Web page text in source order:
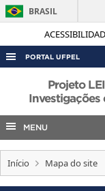
BRASIL
PORTAL UFPEL
ACESSO À
AUDITORIA
COBALTO
CONCURSOS
Projeto
Investigações
MENU
Início Mapa do site